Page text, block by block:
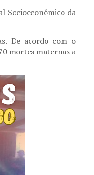
Socioeconômico da
De acordo com o
mortes maternas a